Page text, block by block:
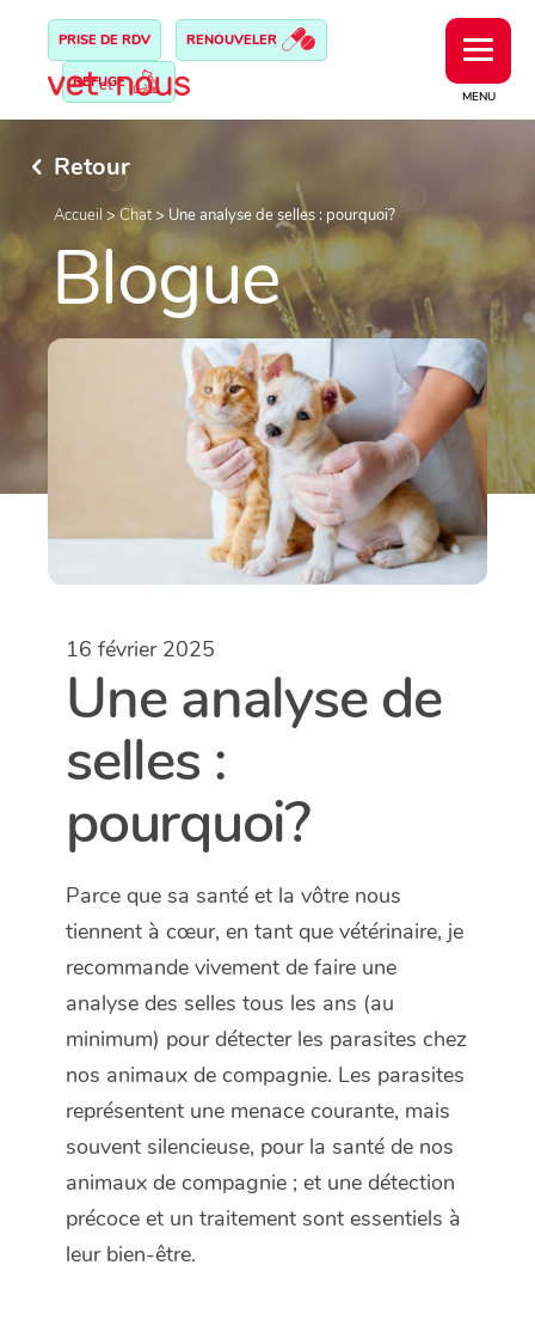
MENU
PRISE DE RDV RENOUVELER
REFUGE
Retour
Accueil >Chat> Une analyse de selles : pourquoi?
Blogue
16 février 2025
Une analyse de
selles :
pourquoi?
Parce que sa santé et la vôtre nous
tiennent à cœur, en tant que vétérinaire, je
recommande vivement de faire une
analyse des selles tous les ans (au
minimum) pour détecter les parasites chez
nos animaux de compagnie. Les parasites
représentent une menace courante, mais
souvent silencieuse, pour la santé de nos
animaux de compagnie ; et une détection
précoce et un traitement sont essentiels à
leur bien-être.